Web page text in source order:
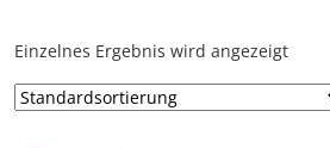
Einzelnes Ergebnis wird angezeigt